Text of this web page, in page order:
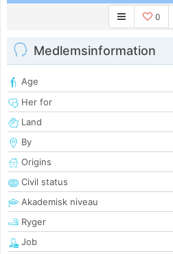
0
Medlemsinformation
Age
Her for
Land
By
Origins
Civil status
Akademisk niveau
Ryger
Job